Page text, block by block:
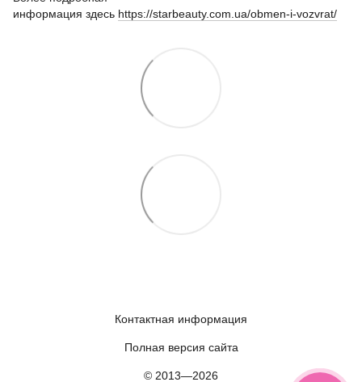
информация здесь https://starbeauty.com.ua/obmen-i-vozvrat/
Контактная информация
Полная версия сайта
© 2013—2026